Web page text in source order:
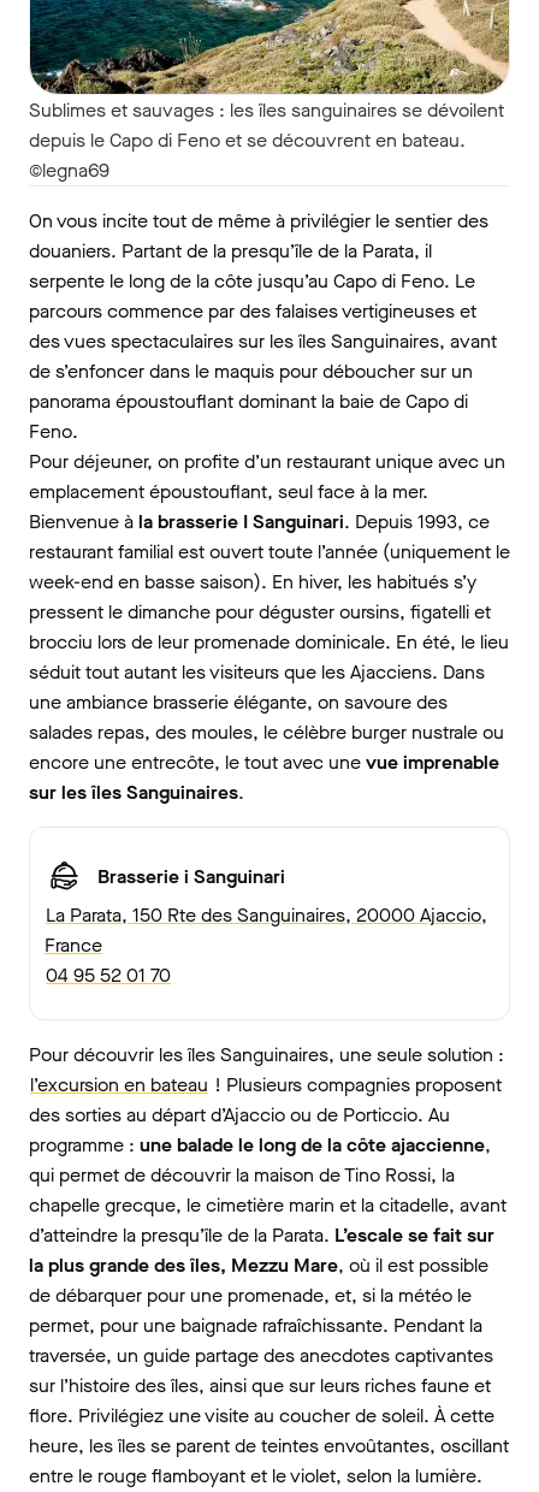
Sublimes et sauvages : les îles sanguinaires se dévoilent
depuis le Capo di Feno et se découvrent en bateau.
©legna69
On vous incite tout de même à privilégier le sentier des
douaniers. Partant de la presqu’île de la Parata, il
serpente le long de la côte jusqu’au Capo di Feno. Le
parcours commence par des falaises vertigineuses et
des vues spectaculaires sur les îles Sanguinaires, avant
de s’enfoncer dans le maquis pour déboucher sur un
panorama époustouflant dominant la baie de Capo di
Feno.
Pour déjeuner, on profite d’un restaurant unique avec un
emplacement époustouflant, seul face à la mer.
Bienvenue àla brasserie I Sanguinari. Depuis 1993, ce
restaurant familial est ouvert toute l’année (uniquement le
week-end en basse saison). En hiver, les habitués s’y
pressent le dimanche pour déguster oursins, figatelli et
brocciu lors de leur promenade dominicale. En été, le lieu
séduit tout autant les visiteurs que les Ajacciens. Dans
une ambiance brasserie élégante, on savoure des
salades repas, des moules, le célèbre burger nustrale ou
encore une entrecôte, le tout avec unevue imprenable
sur les îles Sanguinaires.
Brasserie i Sanguinari
La Parata, 150 Rte des Sanguinaires, 20000 Ajaccio,
France
04 95 52 01 70
Pour découvrir les îles Sanguinaires, une seule solution :
l’excursion en bateau ! Plusieurs compagnies proposent
des sorties au départ d’Ajaccio ou de Porticcio. Au
programme : une balade le long de la côte ajaccienne,
qui permet de découvrir la maison de Tino Rossi, la
chapelle grecque, le cimetière marin et la citadelle, avant
d’atteindre la presqu’île de la Parata. L’escale se fait sur
la plus grande des îles, Mezzu Mare, où il est possible
de débarquer pour une promenade, et, si la météo le
permet, pour une baignade rafraîchissante. Pendant la
traversée, un guide partage des anecdotes captivantes
sur l’histoire des îles, ainsi que sur leurs riches faune et
flore. Privilégiez une visite au coucher de soleil. À cette
heure, les îles se parent de teintes envoûtantes, oscillant
entre le rouge flamboyant et le violet, selon la lumière.